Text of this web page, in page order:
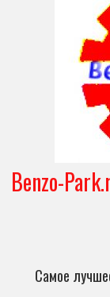
Benzo-
Самое